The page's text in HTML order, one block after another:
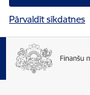
Pārvaldīt sīkdatnes